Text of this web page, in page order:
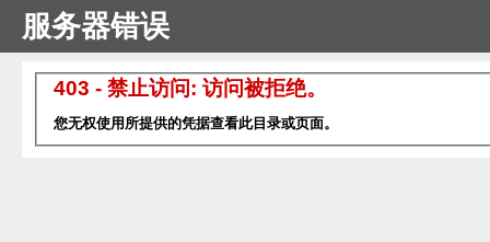
服务器错误
403 - 禁止访问: 访问被拒绝。
您无权使用所提供的凭据查看此目录或页面。